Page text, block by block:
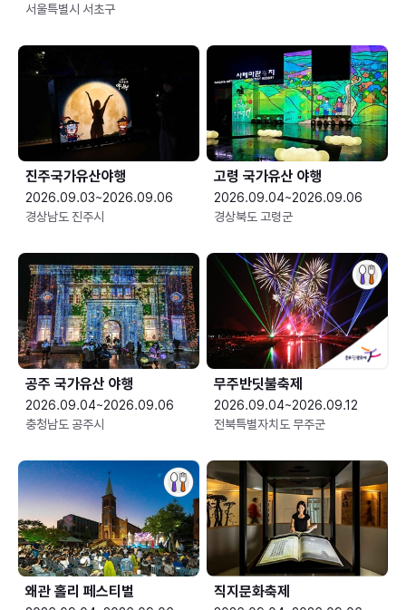
서울특별시 서초구
진주국가유산야행
2026.09.03~2026.09.06
경상남도 진주시
고령 국가유산 야행
2026.09.04~2026.09.06
경상북도 고령군
공주 국가유산 야행
2026.09.04~2026.09.06
충청남도 공주시
무주반딧불축제
2026.09.04~2026.09.12
전북특별자치도 무주군
왜관 홀리 페스티벌 직지문화축제